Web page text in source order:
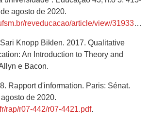
agosto de 2020.
reveducacao/article/view/31933/pdf
Knopp Biklen. 2017. Qualitative
An Introduction to Theory and
e Bacon.
Rapport d'information. Paris: Sénat.
de 2020.
rap/r07-442/r07-4421.pdf.